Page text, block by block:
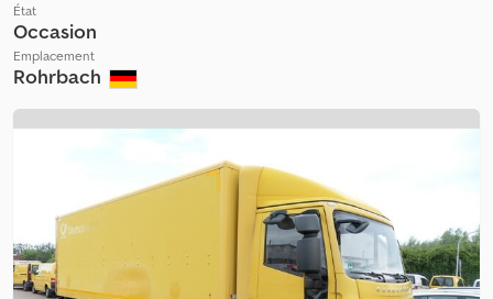
État
Occasion
Emplacement
Rohrbach